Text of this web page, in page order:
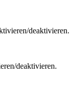
deaktivieren.
deaktivieren.